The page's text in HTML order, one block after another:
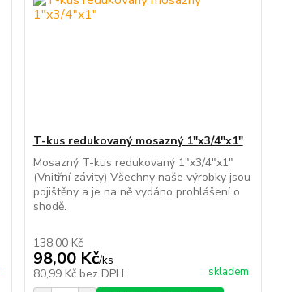
T-kus redukovaný mosazný 1"x3/4"x1"
Mosazný T-kus redukovaný 1"x3/4"x1"
(Vnitřní závity) Všechny naše výrobky jsou
pojištěny a je na ně vydáno prohlášení o
shodě.
138,00 Kč
98,00 Kč/ks
80,99 Kč bez DPH skladem